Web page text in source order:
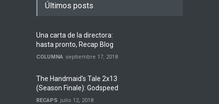
Últimos posts
Una carta de la directora:
hasta pronto, Recap Blog
COLUMNA septiembre 17, 2018
The Handmaid's Tale 2x13
(Season Finale): Godspeed
RECAPS julio 12, 2018